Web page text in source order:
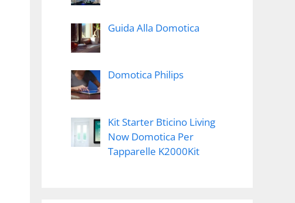
Guida Alla Domotica
Domotica Philips
Kit Starter Bticino Living
Now Domotica Per
Tapparelle K2000Kit